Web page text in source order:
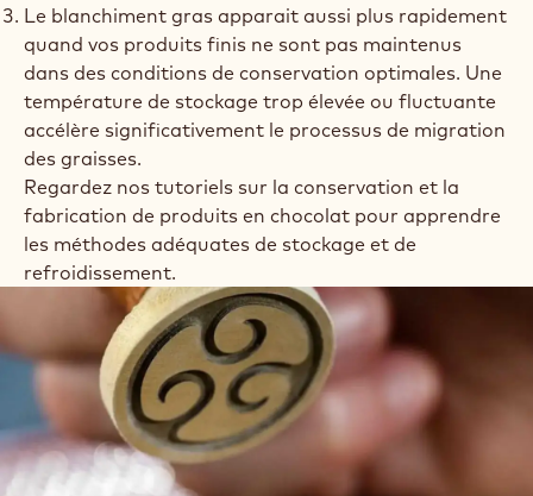
Le blanchiment gras apparait aussi plus rapidement
quand vos produits finis ne sont pas maintenus
dans des conditions de conservation optimales. Une
température de stockage trop élevée ou fluctuante
accélère significativement le processus de migration
des graisses.
Regardez nos tutoriels sur la conservation et la
fabrication de produits en chocolat pour apprendre
les méthodes adéquates de stockage et de
refroidissement.